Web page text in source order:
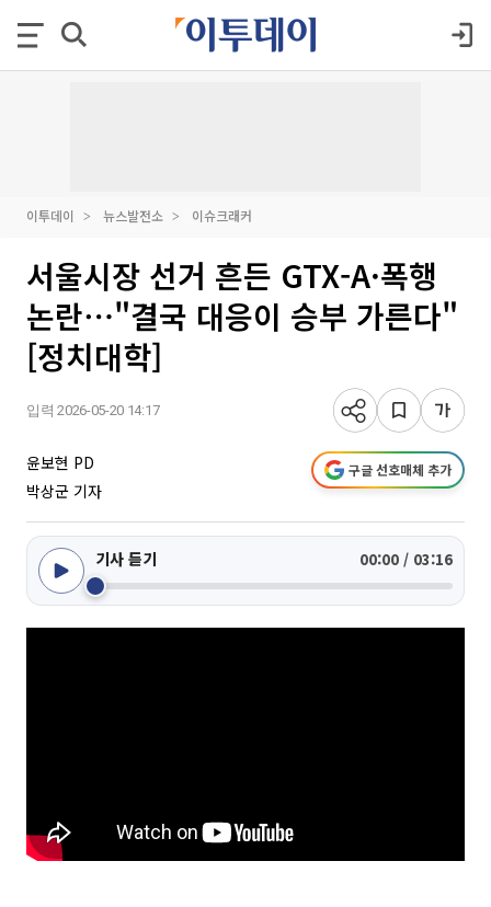
이투데이 뉴스발전소 이슈크래커
서울시장 선거 흔든 GTX-A·폭행
논란⋯"결국 대응이 승부 가른다"
[정치대학]
입력 2026-05-20 14:17
윤보현 PD
박상군 기자
구글 선호매체 추가
기사 듣기 00:00 / 03:16